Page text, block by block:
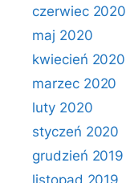
czerwiec 2020
maj 2020
kwiecień 2020
marzec 2020
luty 2020
styczeń 2020
grudzień 2019
listopad 2019